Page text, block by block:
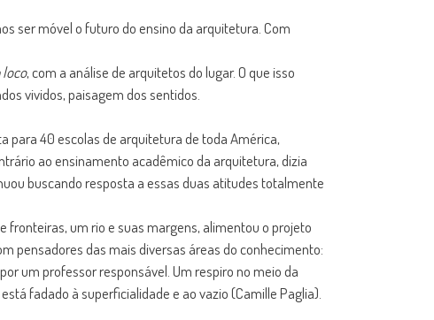
ser móvel o futuro do ensino da arquitetura. Com
loco, com a análise de arquitetos do lugar. O que isso
vividos, paisagem dos sentidos.
para 40 escolas de arquitetura de toda América,
ao ensinamento acadêmico da arquitetura, dizia
buscando resposta a essas duas atitudes totalmente
fronteiras, um rio e suas margens, alimentou o projeto
pensadores das mais diversas áreas do conhecimento:
um professor responsável. Um respiro no meio da
fadado à superficialidade e ao vazio (Camille Paglia).